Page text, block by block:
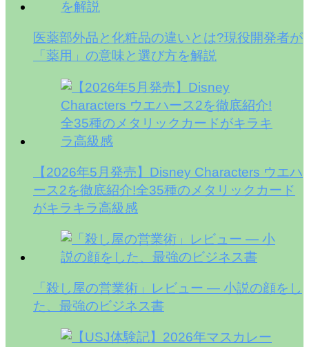
医薬部外品と化粧品の違いとは?現役開発者が
「薬用」の意味と選び方を解説
【2026年5月発売】Disney Characters ウエハ
ース2を徹底紹介!全35種のメタリックカード
がキラキラ高級感
「殺し屋の営業術」レビュー — 小説の顔をし
た、最強のビジネス書